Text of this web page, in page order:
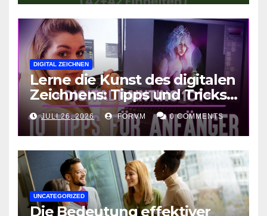
DIGITAL ZEICHNEN
Lerne die Kunst des digitalen
Zeichnens: Tipps und Tricks
für kreative Ausdruckskunst
JULI 26, 2026 FORVM 0 COMMENTS
UNCATEGORIZED
Die Bedeutung effektiver